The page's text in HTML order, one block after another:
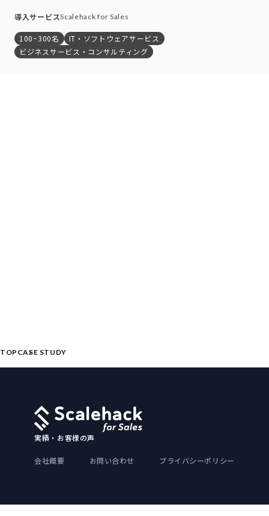
導入サービスScalehack for Sales
100~300名
IT・ソフトウェアサービス
ビジネスサービス・コンサルティング
TOP CASE STUDY
実績・お客様の声
会社概要 お問い合わせ プライバシーポリシー